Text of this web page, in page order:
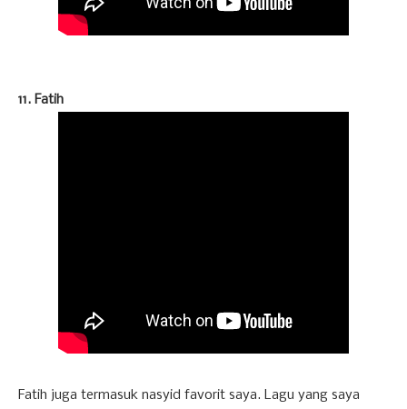
11. Fatih
Fatih juga termasuk nasyid favorit saya. Lagu yang saya